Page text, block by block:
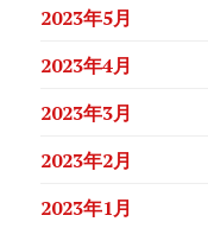
2023年5月
2023年4月
2023年3月
2023年2月
2023年1月